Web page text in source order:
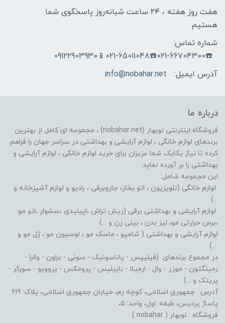
هفت روز هفته ، ۲۴ ساعت شبانه‌روز پاسخگوی شما
هستیم
شماره تماس:
☎️021-66704300☎️021-65011048📱09122903930
آدرس ایمیل:
info@nobahar.net
درباره ما
فروشگاه اینترنتی نوبهار (nobahar.net) ، مجموعه ای کامل از بهترین
برندهای لوازم خانگی ، لوازم آرایشی و بهداشتی در سراسر جهان را فراهم
کرده تا نیاز یکایک شما عزیزان برای خرید لوازم خانگی ، لوازم آرایشی و
بهداشتی را بر آورده نماید.
این مجموعه شامل:
لوازم خانگی (تلویزیون ، اتو بخار، جاروبرقی ، رادیو و لوازم آشپزخانه و
...)
لوازم آرایشی و بهداشتی برقی (ریش تراش ،اپیلیدی ،سشوار ،اتو مو
،برس حرارتی مو، لیز بدن ، بینی زن و ...)
لوازم آرایشی و بهداشتی ( شامپو ، ماسک مو ، لوسیون مو ، ژل مو و
....)
در مجموع برندهای (فیلیپس - پاناسونیک - سونی - براون - والرا -
رمینگتون - موزر - وال - ارمیلا - بابیلیس - پرومکس - پروویو - سورکر -
پریتک و ...)
آدرس : جمهوری اسلامی، کوچه رم، خیابان جمهوری اسلامی، پلاک: 619
پاساژ پردیس، طبقه: اول، واحد: 5،
فروشگاه : نوبهار ( nobahar )